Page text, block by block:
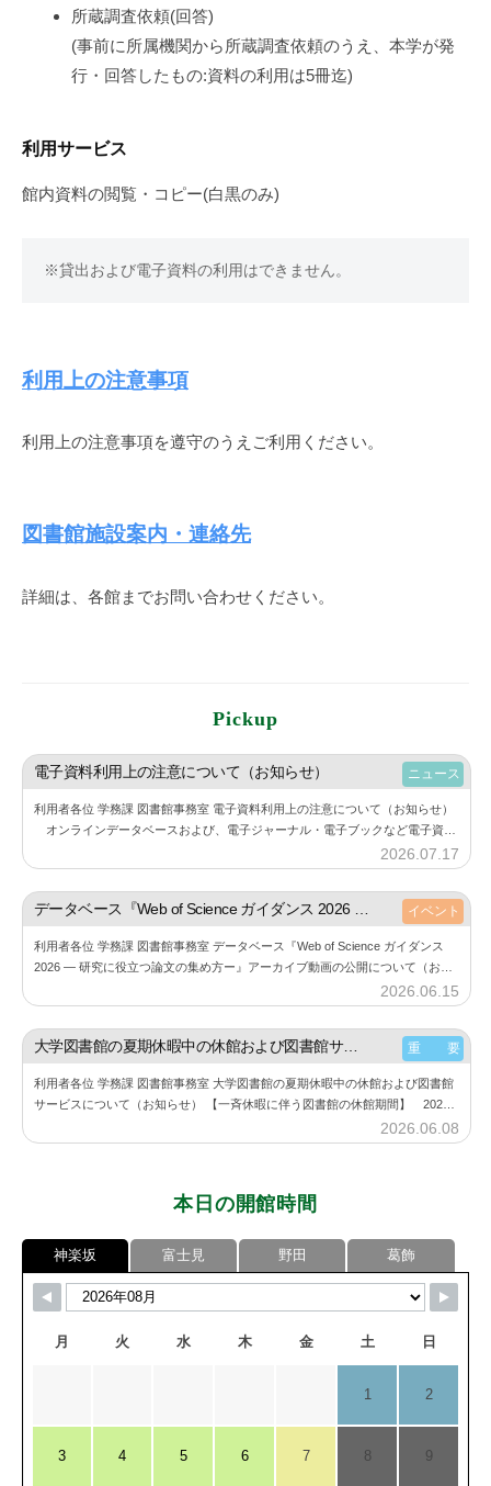
所蔵調査依頼(回答)
(事前に所属機関から所蔵調査依頼のうえ、本学が発
行・回答したもの:資料の利用は5冊迄)
利用サービス
館内資料の閲覧・コピー(白黒のみ)
※貸出および電子資料の利用はできません。
利用上の注意事項
利用上の注意事項を遵守のうえご利用ください。
図書館施設案内・連絡先
詳細は、各館までお問い合わせください。
Pickup
2026.07.17
神
館
電子資料利用上の注意について（お知らせ） ニュース
利用者各位 学務課 図書館事務室 電子資料利用上の注意について（お知らせ）
オンラインデータベースおよび、電子ジャーナル・電子ブックなど電子資料
の利用にあたり、下記の点にご注意しご利用ください。 また、利用する際に
は必…
2026.06.15
神
イベント
利用者各位 学務課 図書館事務室 データベース『Web of Science ガイダンス
2026 ― 研究に役立つ論文の集め方ー』アーカイブ動画の公開について（お知
2026.06.08
大学図書館の夏期休暇中の休館および図書館サービスについて（お知らせ） 重 要
利用者各位 学務課 図書館事務室 大学図書館の夏期休暇中の休館および図書館
サービスについて（お知らせ） 【一斉休暇に伴う図書館の休館期間】 2026
年8月11日（火） ～ 2026年8月23日（日） 詳細は、大学図書館…
本日の開館時間
神楽坂 富士見 野田 葛飾
月 火 水 木 金 土 日
1 2
3 4 5 6 7 8 9